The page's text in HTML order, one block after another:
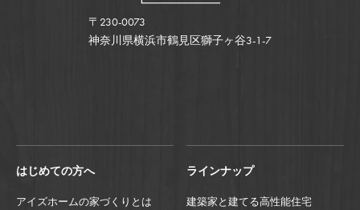
〒230-0073
神奈川県横浜市鶴見区獅子ヶ谷3-1-7
はじめての方へ
アイズホームの家づくりとは
ラインナップ
建築家と建てる高性能住宅